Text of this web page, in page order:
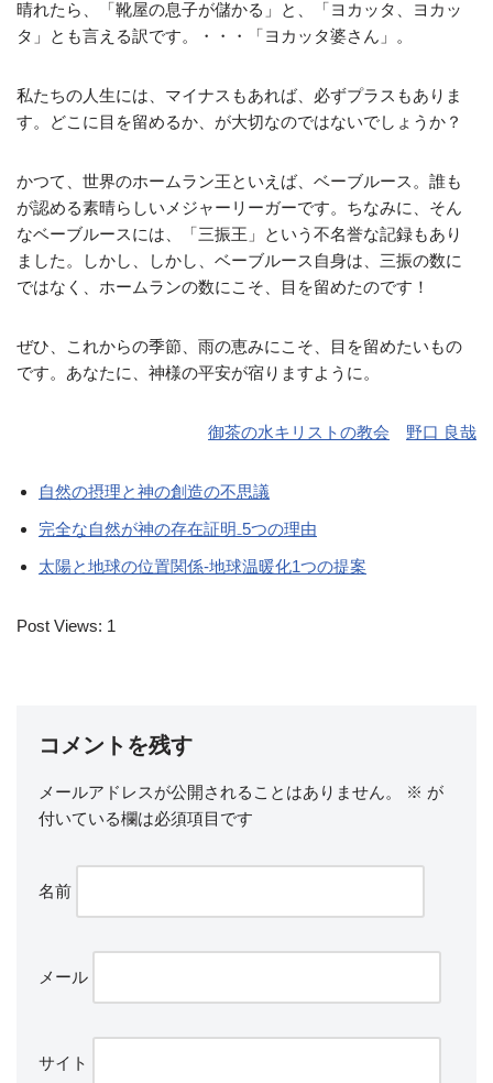
晴れたら、「靴屋の息子が儲かる」と、「ヨカッタ、ヨカッ
タ」とも言える訳です。・・・「ヨカッタ婆さん」。
私たちの人生には、マイナスもあれば、必ずプラスもありま
す。どこに目を留めるか、が大切なのではないでしょうか？
かつて、世界のホームラン王といえば、ベーブルース。誰も
が認める素晴らしいメジャーリーガーです。ちなみに、そん
なベーブルースには、「三振王」という不名誉な記録もあり
ました。しかし、しかし、ベーブルース自身は、三振の数に
ではなく、ホームランの数にこそ、目を留めたのです！
ぜひ、これからの季節、雨の恵みにこそ、目を留めたいもの
です。あなたに、神様の平安が宿りますように。
御茶の水キリストの教会 野口 良哉
自然の摂理と神の創造の不思議
完全な自然が神の存在証明₋5つの理由
太陽と地球の位置関係-地球温暖化1つの提案
Post Views: 1
コメントを残す
メールアドレスが公開されることはありません。 ※ が
付いている欄は必須項目です
名前
メール
サイト